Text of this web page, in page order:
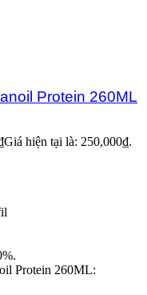
Protein 260ML
Giá hiện tại là: 250,000₫.
Protein 260ML: